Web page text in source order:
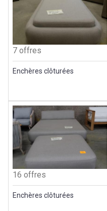
7 offres
Enchères clôturées
16 offres
Enchères clôturées